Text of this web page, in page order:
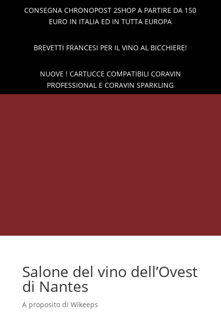
CONSEGNA CHRONOPOST 2SHOP A PARTIRE DA 150
EURO IN ITALIA ED IN TUTTA EUROPA
BREVETTI FRANCESI PER IL VINO AL BICCHIERE!
NUOVE ! CARTUCCE COMPATIBILI CORAVIN
PROFESSIONAL E CORAVIN SPARKLING
Salone del vino dell’Ovest
di Nantes
A proposito di Wikeeps